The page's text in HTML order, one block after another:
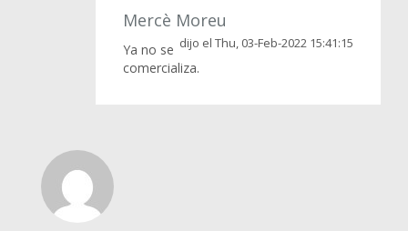
Mercè Moreu
dijo el Thu, 03-Feb-2022 15:41:15
Ya no se
comercializa.